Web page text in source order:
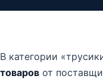
В категории
товаров от